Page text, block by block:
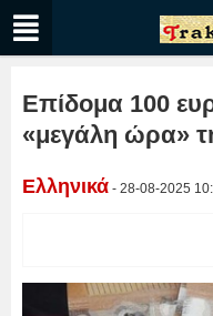
Επίδομα 100
«μεγάλη ώρα»
Ελληνικά - 28-08-2025